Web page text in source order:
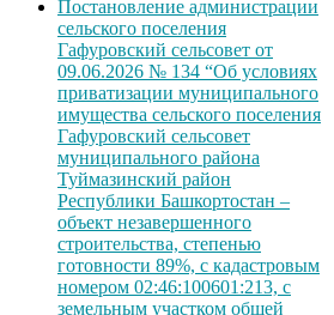
Постановление администрации
сельского поселения
Гафуровский сельсовет от
09.06.2026 № 134 “Об условиях
приватизации муниципального
имущества сельского поселения
Гафуровский сельсовет
муниципального района
Туймазинский район
Республики Башкортостан –
объект незавершенного
строительства, степенью
готовности 89%, с кадастровым
номером 02:46:100601:213, с
земельным участком общей